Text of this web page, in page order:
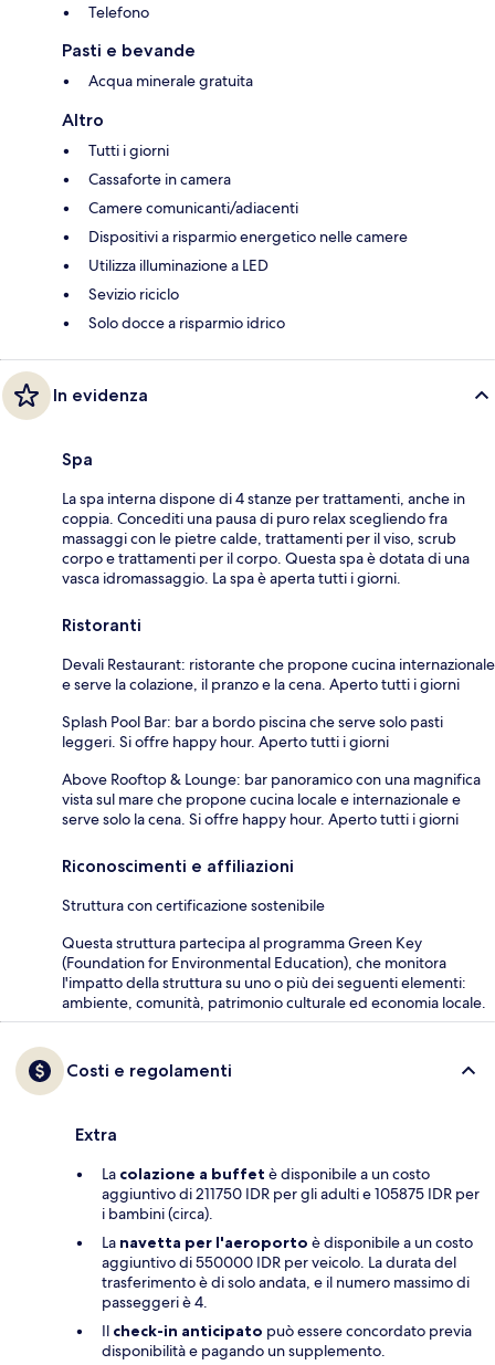
Telefono
Pasti e bevande
Acqua minerale gratuita
Altro
Tutti i giorni
Cassaforte in camera
Camere comunicanti/adiacenti
Dispositivi a risparmio energetico nelle camere
Utilizza illuminazione a LED
Sevizio riciclo
Solo docce a risparmio idrico
In evidenza
Spa
La spa interna dispone di 4 stanze per trattamenti, anche in
coppia. Concediti una pausa di puro relax scegliendo fra
massaggi con le pietre calde, trattamenti per il viso, scrub
corpo e trattamenti per il corpo. Questa spa è dotata di una
vasca idromassaggio. La spa è aperta tutti i giorni.
Ristoranti
Devali Restaurant: ristorante che propone cucina internazionale
e serve la colazione, il pranzo e la cena. Aperto tutti i giorni
Splash Pool Bar: bar a bordo piscina che serve solo pasti
leggeri. Si offre happy hour. Aperto tutti i giorni
Above Rooftop & Lounge: bar panoramico con una magnifica
vista sul mare che propone cucina locale e internazionale e
serve solo la cena. Si offre happy hour. Aperto tutti i giorni
Riconoscimenti e affiliazioni
Struttura con certificazione sostenibile
Questa struttura partecipa al programma Green Key
(Foundation for Environmental Education), che monitora
l'impatto della struttura su uno o più dei seguenti elementi:
ambiente, comunità, patrimonio culturale ed economia locale.
Costi e regolamenti
Extra
La colazione a buffet è disponibile a un costo
aggiuntivo di 211750 IDR per gli adulti e 105875 IDR per
i bambini (circa).
La navetta per l'aeroporto è disponibile a un costo
aggiuntivo di 550000 IDR per veicolo. La durata del
trasferimento è di solo andata, e il numero massimo di
passeggeri è 4.
Il check-in anticipato può essere concordato previa
disponibilità e pagando un supplemento.